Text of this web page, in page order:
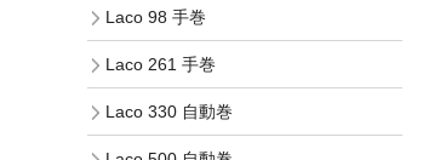
Laco 98 手巻
Laco 261 手巻
Laco 330 自動巻